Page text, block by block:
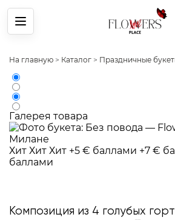
Меню
На главную > Каталог > Праздничные
Галерея товара
Хит Хит Хит +5 € баллами +7 €
баллами
Композиция из 4 голубых